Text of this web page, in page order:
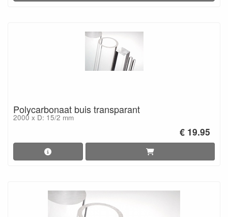
Polycarbonaat buis transparant
2000 x D: 15/2 mm
€ 19.95